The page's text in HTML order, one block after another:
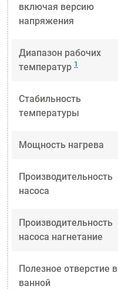
включая версию
напряжения
Диапазон рабочих
температур 1
Стабильность
температуры
Мощность нагрева
Производительность
насоса
Производительность
насоса нагнетание
Полезное отверстие в
ванной